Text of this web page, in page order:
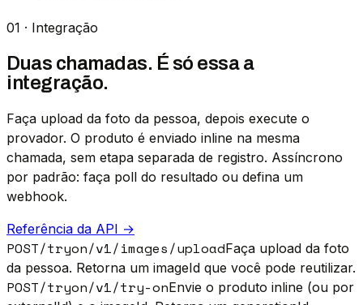
01 · Integração
Duas chamadas. É só essa a
integração.
Faça upload da foto da pessoa, depois execute o
provador. O produto é enviado inline na mesma
chamada, sem etapa separada de registro. Assíncrono
por padrão: faça poll do resultado ou defina um
webhook.
Referência da API →
POST/tryon/v1/images/uploadFaça upload da foto
da pessoa. Retorna um imageId que você pode reutilizar.
POST/tryon/v1/try-onEnvie o produto inline (ou por